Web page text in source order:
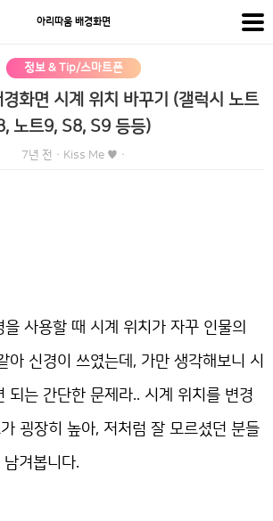
아리따움 배경화면
정보 & Tip/스마트폰
화면 시계 위치 바꾸기 (갤럭시 노트
노트9, S8, S9 등등)
7년 전 · Kiss Me ♥ ·
사용할 때 시계 위치가 자꾸 인물의
아 신경이 쓰였는데, 가만 생각해보니 시
되는 간단한 문제라.. 시계 위치를 변경
굉장히 높아, 저처럼 잘 모르셨던 분들
겨봅니다.